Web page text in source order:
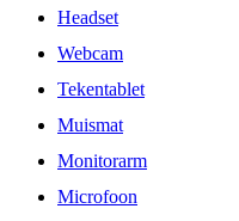
Headset
Webcam
Tekentablet
Muismat
Monitorarm
Microfoon